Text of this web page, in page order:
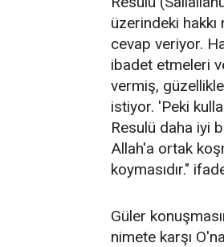
üzerindeki
cevap veriyor.
ibadet etmeleri
vermiş,
istiyor. 'Peki
Resulü daha iyi
Allah'a ortak
koymasıdır."
Güler
nimete karşı